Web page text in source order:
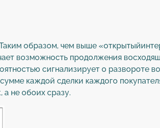
образом, чем выше
возможность продолжения
сигнализирует о развороте
каждой сделки каждого
не обоих сразу.